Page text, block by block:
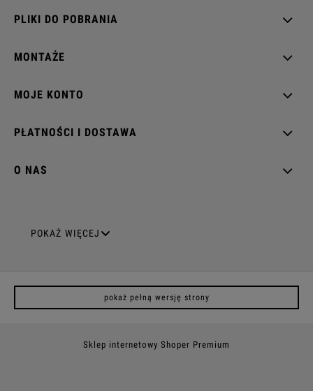
PLIKI DO POBRANIA
MONTAŻE
MOJE KONTO
PŁATNOŚCI I DOSTAWA
O NAS
GNIAZDA ELEKTRYCZNE
Gniazda podwójne z uziemieniem
POKAŻ WIĘCEJ
pokaż pełną wersję strony
Sklep internetowy Shoper Premium